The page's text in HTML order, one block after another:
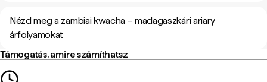
Nézd meg a zambiai kwacha – madagaszkári ariary
árfolyamokat
Támogatás, amire számíthatsz